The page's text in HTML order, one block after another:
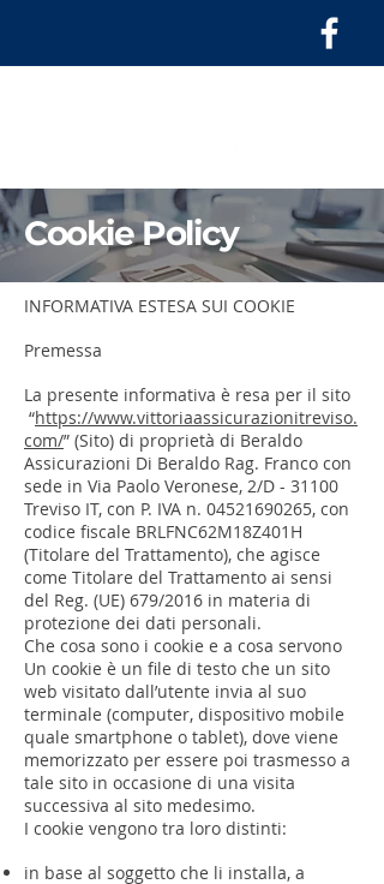
Cookie Policy
INFORMATIVA ESTESA SUI COOKIE
Premessa
La presente informativa è resa per il sito
“https://www.vittoriaassicurazionitreviso.
com/” (Sito) di proprietà di Beraldo
Assicurazioni Di Beraldo Rag. Franco con
sede in Via Paolo Veronese, 2/D - 31100
Treviso IT, con P. IVA n. 04521690265, con
codice fiscale BRLFNC62M18Z401H
(Titolare del Trattamento), che agisce
come Titolare del Trattamento ai sensi
del Reg. (UE) 679/2016 in materia di
protezione dei dati personali.
Che cosa sono i cookie e a cosa servono
Un cookie è un file di testo che un sito
web visitato dall’utente invia al suo
terminale (computer, dispositivo mobile
quale smartphone o tablet), dove viene
memorizzato per essere poi trasmesso a
tale sito in occasione di una visita
successiva al sito medesimo.
I cookie vengono tra loro distinti:
in base al soggetto che li installa, a